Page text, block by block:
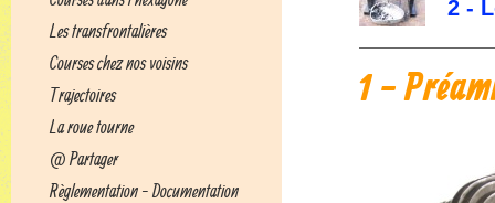
Les transfrontalières
Courses chez nos voisins
Trajectoires
La roue tourne
@ Partager
Règlementation - Documentation
2 -
1 -